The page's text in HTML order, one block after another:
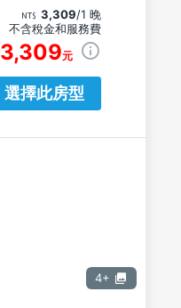
3,309/1 晚
不含稅金和服務費
3,309元
選擇此房型
4+